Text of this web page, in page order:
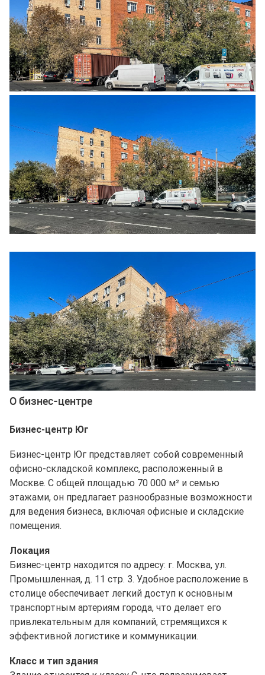
О бизнес-центре
Бизнес-центр Юг
Бизнес-центр Юг представляет собой современный
офисно-складской комплекс, расположенный в
Москве. С общей площадью 70 000 м² и семью
этажами, он предлагает разнообразные возможности
для ведения бизнеса, включая офисные и складские
помещения.
Локация
Бизнес-центр находится по адресу: г. Москва, ул.
Промышленная, д. 11 стр. 3. Удобное расположение в
столице обеспечивает легкий доступ к основным
транспортным артериям города, что делает его
привлекательным для компаний, стремящихся к
эффективной логистике и коммуникации.
Класс и тип здания